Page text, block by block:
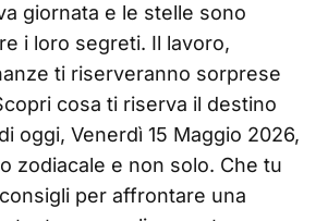
giornata e le stelle sono
i loro segreti. Il lavoro,
ti riserveranno sorprese
cosa ti riserva il destino
oggi, Venerdì 15 Maggio 2026,
zodiacale e non solo. Che tu
per affrontare una